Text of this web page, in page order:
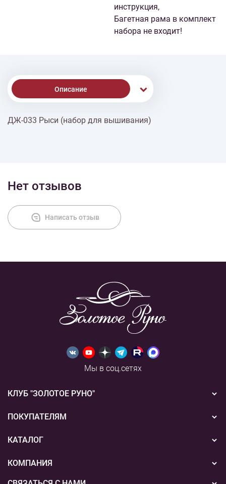
инструкция,
Багетная рама в комплект
набора не входит!
Описание
Доставка
ДЖ-033 Рыси (набор для вышивания)
Нет отзывов
Написать отзыв
Мы в соц.сетях
КЛУБ "ЗОЛОТОЕ РУНО"
Новости
Акции
ПОКУПАТЕЛЯМ
Бонусная система
Подарочные сертификаты
Способы оплаты
КАТАЛОГ
Вышивка
КОМПАНИЯ